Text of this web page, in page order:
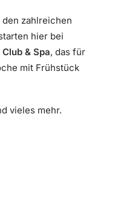
zahlreichen
hier bei
& Spa, das für
mit Frühstück
vieles mehr.